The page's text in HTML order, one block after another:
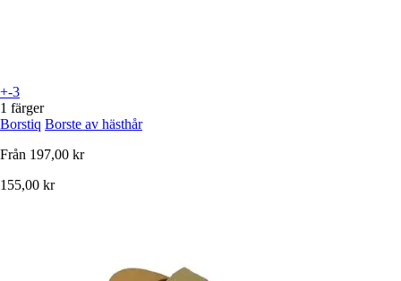
+-3
1 färger
Borstiq Borste av hästhår
Från 197,00 kr
155,00 kr